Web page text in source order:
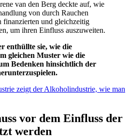
van den Berg deckte auf, wie
von durch Rauchen
finanzierten und gleichzeitig
um ihren Einfluss auszuweiten.
enthüllte sie, wie die
gleichen Muster wie die
Bedenken hinsichtlich der
zeigt der Alkoholindustrie, wie man
vor dem Einfluss der
werden